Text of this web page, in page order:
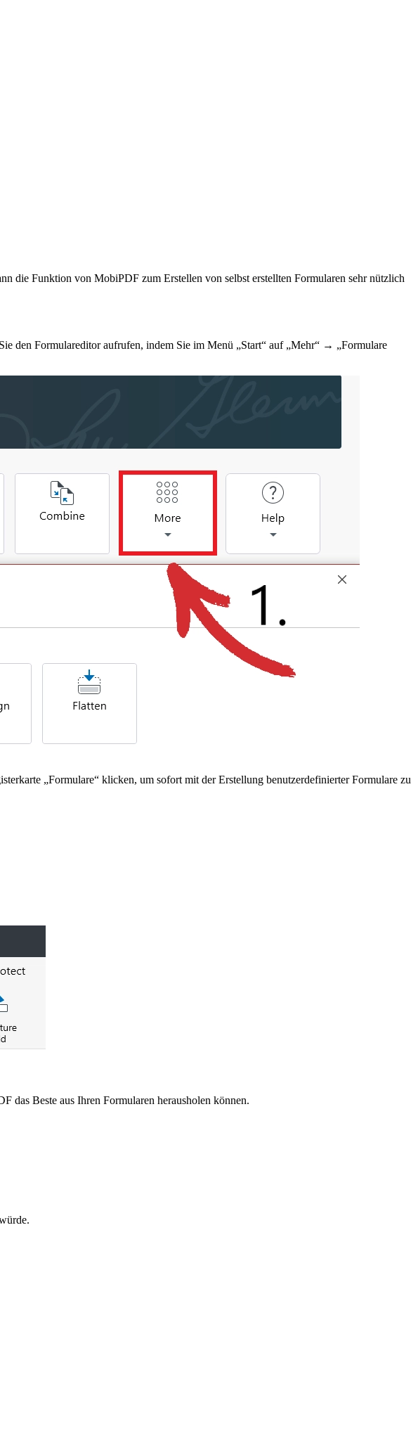
die Funktion von MobiPDF zum Erstellen von selbst erstellten Formularen sehr nützlich
den Formulareditor aufrufen, indem Sie im Menü „Start“ auf „Mehr“ → „Formulare
„Formulare“ klicken, um sofort mit der Erstellung benutzerdefinierter Formulare zu
das Beste aus Ihren Formularen herausholen können.